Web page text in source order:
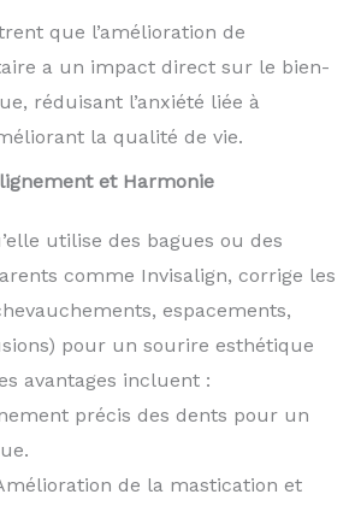
que l’amélioration de
a un impact direct sur le bien-
réduisant l’anxiété liée à
la qualité de vie.
et Harmonie
utilise des bagues ou des
comme Invisalign, corrige les
espacements,
pour un sourire esthétique
avantages incluent :
précis des dents pour un
de la mastication et